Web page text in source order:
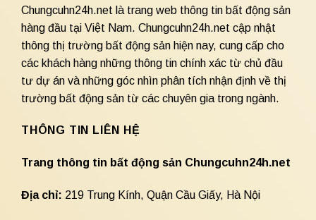
Chungcuhn24h.net là trang web thông tin bất động sản
hàng đầu tại Việt Nam. Chungcuhn24h.net cập nhật
thông thị trường bất động sản hiện nay, cung cấp cho
các khách hàng những thông tin chính xác từ chủ đầu
tư dự án và những góc nhìn phân tích nhận định về thị
trường bất động sản từ các chuyên gia trong ngành.
THÔNG TIN LIÊN HỆ
Trang thông tin bất động sản Chungcuhn24h.net
Địa chỉ: 219 Trung Kính, Quận Cầu Giấy, Hà Nội